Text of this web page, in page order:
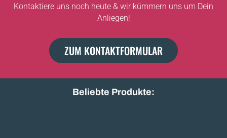
Kontaktiere uns noch heute & wir kümmern uns um Dein
Anliegen!
ZUM KONTAKTFORMULAR
Beliebte Produkte: